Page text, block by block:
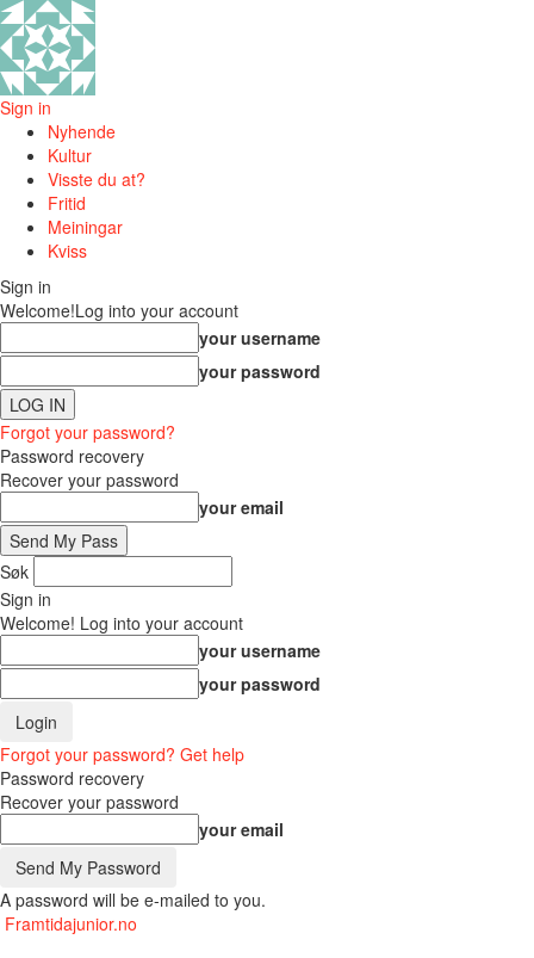
Sign in
Nyhende
Kultur
Visste du at?
Fritid
Meiningar
Kviss
Sign in
Welcome!Log into your account
your username
your password
Forgot your password?
Password recovery
Recover your password
your email
Søk
Sign in
Welcome! Log into your account
your username
your password
Forgot your password? Get help
Password recovery
Recover your password
your email
A password will be e-mailed to you.
Framtidajunior.no